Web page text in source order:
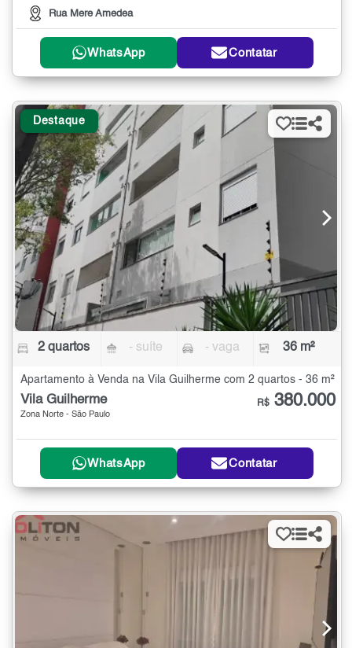
Rua Mere Amedea
WhatsApp Contatar
Destaque
2 quartos - suíte - vaga 36 m²
Apartamento à Venda na Vila Guilherme com 2 quartos - 36 m²
Vila Guilherme
Zona Norte - São Paulo
R$ 380.000
WhatsApp Contatar